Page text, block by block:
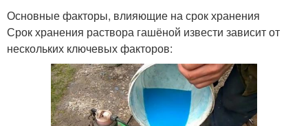
Основные факторы, влияющие на срок хранения
Срок хранения раствора гашёной извести зависит от
нескольких ключевых факторов: